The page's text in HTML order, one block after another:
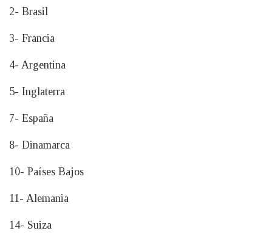
2- Brasil
3- Francia
4- Argentina
5- Inglaterra
7- España
8- Dinamarca
10- Países Bajos
11- Alemania
14- Suiza